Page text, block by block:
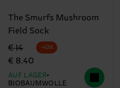
The Smurfs Mushroom
Field Sock
Originalpreis
€ 14
Reduzierter Preis
€ 8.40
-40%
AUF LAGER
BIOBAUMWOLLE